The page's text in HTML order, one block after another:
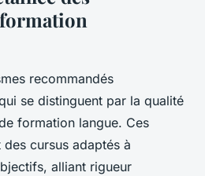
recommandés
se distinguent par la qualité
formation langue. Ces
cursus adaptés à
alliant rigueur